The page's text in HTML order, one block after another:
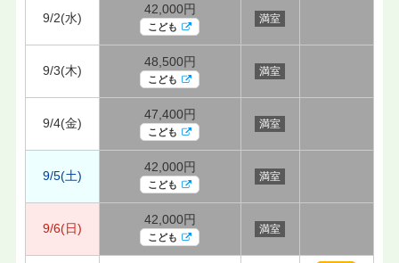
9/2(水)
42,000円
こども
満室
9/3(木)
48,500円
こども
満室
9/4(金)
47,400円
こども
満室
9/5(土)
42,000円
こども
満室
9/6(日)
42,000円
こども
満室